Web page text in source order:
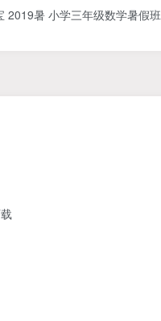
2019暑 小学三年级数学暑假班